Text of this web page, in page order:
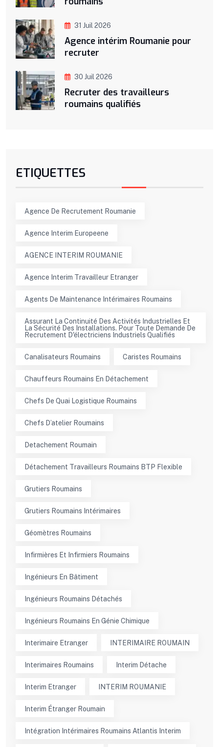
31 Juil 2026
Agence intérim Roumanie pour
recruter
30 Juil 2026
Recruter des travailleurs
roumains qualifiés
ETIQUETTES
Agence De Recrutement Roumanie
Agence Interim Europeene
AGENCE INTERIM ROUMANIE
Agence Interim Travailleur Etranger
Agents De Maintenance Intérimaires Roumains
Assurant La Continuité Des Activités Industrielles Et
La Sécurité Des Installations. Pour Toute Demande De
Recrutement D'électriciens Industriels Qualifiés
Canalisateurs Roumains Caristes Roumains
Chauffeurs Roumains En Détachement
Chefs De Quai Logistique Roumains
Chefs D’atelier Roumains
Detachement Roumain
Détachement Travailleurs Roumains BTP Flexible
Grutiers Roumains
Grutiers Roumains Intérimaires
Géomètres Roumains
Infirmières Et Infirmiers Roumains
Ingénieurs En Bâtiment
Ingénieurs Roumains Détachés
Ingénieurs Roumains En Génie Chimique
Interimaire Etranger INTERIMAIRE ROUMAIN
Interimaires Roumains Interim Détache
Interim Etranger INTERIM ROUMANIE
Interim Étranger Roumain
Intégration Intérimaires Roumains Atlantis Interim